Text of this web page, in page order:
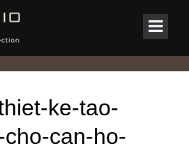
GIẢI PHÁP THIẾT KẾ TẠO “CHẤT RIÊNG”
ke-tao-
can-ho-